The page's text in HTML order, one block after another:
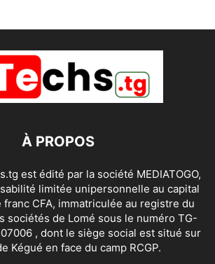
À PROPOS
est édité par la société MEDIATOGO,
limitée unipersonnelle au capital
franc CFA, immatriculée au registre du
sociétés de Lomé sous le numéro TG-
, dont le siège social est situé sur
Kégué en face du camp RCGP.